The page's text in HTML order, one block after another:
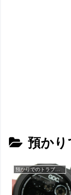
預か
預かりでのトラブル集